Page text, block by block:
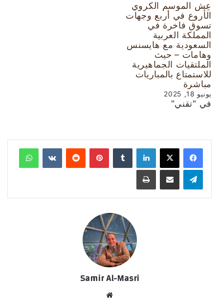
عِش الموسم الكروي
الأروع في أربع وجهات
تسوق فاخرة في
المملكة العربية
السعودية مع هايسنس
وهامات – حيث
الملتقيات الجماهيرية
للاستمتاع بالمباريات
مباشرة
يونيو 18, 2025
في "تقني"
لينكدإن بينتيريست
Samir Al-Masri